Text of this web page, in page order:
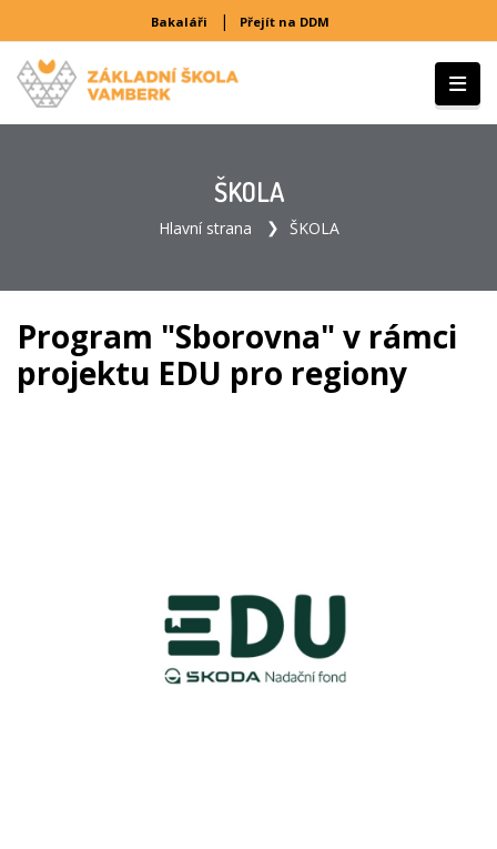
Bakaláři | Přejít na DDM
ŠKOLA
Hlavní strana ŠKOLA
Program "Sborovna" v rámci
projektu EDU pro regiony